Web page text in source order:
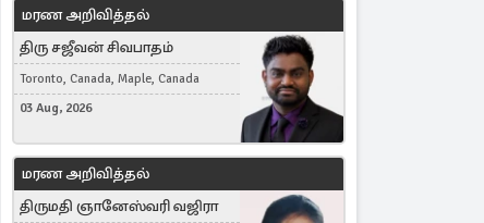
மரண அறிவித்தல்
திரு சஜீவன் சிவபாதம்
Toronto, Canada, Maple, Canada
03 Aug, 2026
மரண அறிவித்தல்
திருமதி ஞானேஸ்வரி வஜிரா